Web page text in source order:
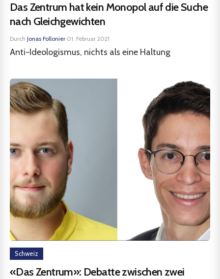
Das Zentrum hat kein Monopol auf die Suche
nach Gleichgewichten
Durch Jonas Follonier·01. Februar 2021
Anti-Ideologismus, nichts als eine Haltung
Schweiz
«Das Zentrum»: Debatte zwischen zwei